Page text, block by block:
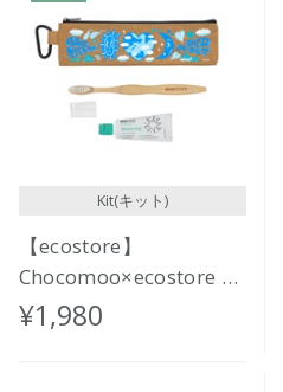
Kit(キット)
【ecostore】
Chocomoo×ecostore オ
ーラルケアセット
<MORNING & NIGHT>
¥1,980